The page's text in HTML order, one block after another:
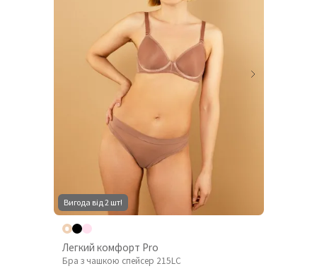
Вигода від 2 шт!
Легкий комфорт Pro
Бра з чашкою спейсер 215LC